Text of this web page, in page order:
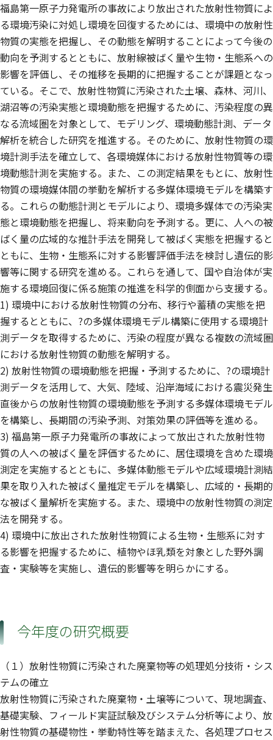
福島第一原子力発電所の事故により放出された放射性物質によ
る環境汚染に対処し環境を回復するためには、環境中の放射性
物質の実態を把握し、その動態を解明することによって今後の
動向を予測するとともに、放射線被ばく量や生物・生態系への
影響を評価し、その推移を長期的に把握することが課題となっ
ている。そこで、放射性物質に汚染された土壌、森林、河川、
湖沼等の汚染実態と環境動態を把握するために、汚染程度の異
なる流域圏を対象として、モデリング、環境動態計測、データ
解析を統合した研究を推進する。そのために、放射性物質の環
境計測手法を確立して、各環境媒体における放射性物質等の環
境動態計測を実施する。また、この測定結果をもとに、放射性
物質の環境媒体間の挙動を解析する多媒体環境モデルを構築す
る。これらの動態計測とモデルにより、環境多媒体での汚染実
態と環境動態を把握し、将来動向を予測する。更に、人への被
ばく量の広域的な推計手法を開発して被ばく実態を把握すると
ともに、生物・生態系に対する影響評価手法を検討し遺伝的影
響等に関する研究を進める。これらを通して、国や自治体が実
施する環境回復に係る施策の推進を科学的側面から支援する。
1) 環境中における放射性物質の分布、移行や蓄積の実態を把
握するとともに、?の多媒体環境モデル構築に使用する環境計
測データを取得するために、汚染の程度が異なる複数の流域圏
における放射性物質の動態を解明する。
2) 放射性物質の環境動態を把握・予測するために、?の環境計
測データを活用して、大気、陸域、沿岸海域における震災発生
直後からの放射性物質の環境動態を予測する多媒体環境モデル
を構築し、長期間の汚染予測、対策効果の評価等を進める。
3) 福島第一原子力発電所の事故によって放出された放射性物
質の人への被ばく量を評価するために、居住環境を含めた環境
測定を実施するとともに、多媒体動態モデルや広域環境計測結
果を取り入れた被ばく量推定モデルを構築し、広域的・長期的
な被ばく量解析を実施する。また、環境中の放射性物質の測定
法を開発する。
4) 環境中に放出された放射性物質による生物・生態系に対す
る影響を把握するために、植物やほ乳類を対象とした野外調
査・実験等を実施し、遺伝的影響等を明らかにする。
今年度の研究概要
（１）放射性物質に汚染された廃棄物等の処理処分技術・シス
テムの確立
放射性物質に汚染された廃棄物・土壌等について、現地調査、
基礎実験、フィールド実証試験及びシステム分析等により、放
射性物質の基礎物性・挙動特性等を踏まえた、各処理プロセス